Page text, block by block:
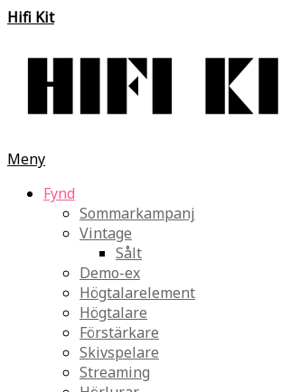
Hifi Kit
Meny
Fynd
Sommarkampanj
Vintage
Sålt
Demo-ex
Högtalarelement
Högtalare
Förstärkare
Skivspelare
Streaming